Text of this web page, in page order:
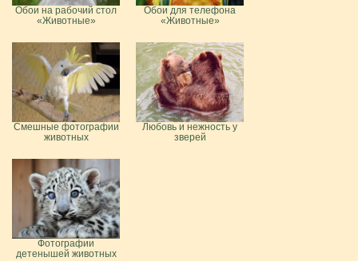
Обои на рабочий стол
«Животные»
Обои для телефона
«Животные»
Смешные фотографии
животных
Любовь и нежность у
зверей
Фотографии
детенышей животных